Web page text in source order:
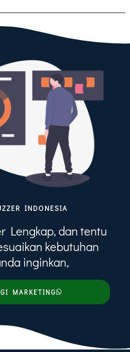
INDONESIA
Lengkap, dan tentu
kebutuhan
inginkan,
MARKETING